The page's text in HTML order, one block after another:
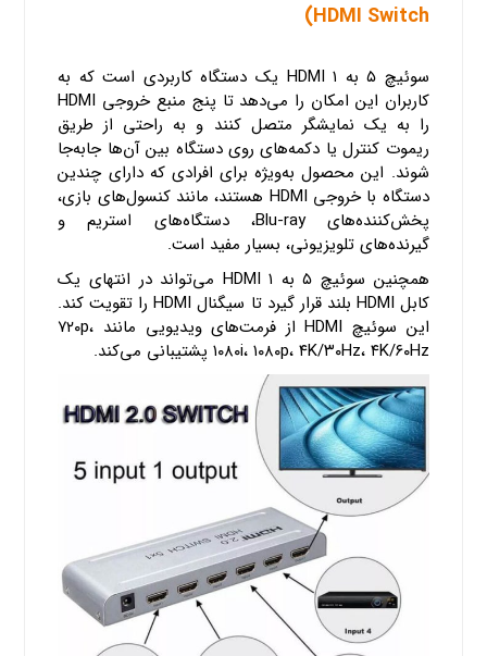
HDMI Switch)
سوئیچ ۵ به ۱ HDMI یک دستگاه کاربردی است که به
کاربران این امکان را می‌دهد تا پنج منبع خروجی HDMI
را به یک نمایشگر متصل کنند و به راحتی از طریق
ریموت کنترل یا دکمه‌های روی دستگاه بین آن‌ها جابه‌جا
شوند. این محصول به‌ویژه برای افرادی که دارای چندین
دستگاه با خروجی HDMI هستند، مانند کنسول‌های بازی،
پخش‌کننده‌های Blu-ray، دستگاه‌های استریم و
گیرنده‌های تلویزیونی، بسیار مفید است.
همچنین سوئیچ ۵ به ۱ HDMI می‌تواند در انتهای یک
کابل HDMI بلند قرار گیرد تا سیگنال HDMI را تقویت کند.
این سوئیچ HDMI از فرمت‌های ویدیویی مانند ۷۲۰p،
۱۰۸۰i، ۱۰۸۰p، ۴K/۳۰Hz، ۴K/۶۰Hz پشتیبانی می‌کند.